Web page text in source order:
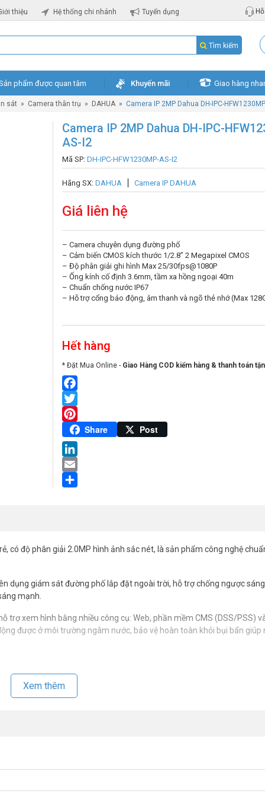
thiệu Hệ thống chi nhánh Tuyển dụng Hỗ
Tìm kiếm
phẩm được quan tâm Khuyến mãi Giao hàng
sát » Camera thân trụ » DAHUA » Camera IP 2MP Dahua DH-IPC-
Camera IP 2MP Dahua DH-IPC-
AS-I2
Mã SP: DH-IPC-HFW1230MP-AS-I2
Hãng SX: DAHUA Camera IP DAHUA
Giá liên hệ
– Camera chuyên dụng đường phố
– Cảm biến CMOS kích thước 1/2.8” 2 Megapixel CMOS
– Độ phân giải ghi hình Max 25/30fps@1080P
– Ống kính cố định 3.6mm, tầm xa hồng ngoại 40m
– Chuẩn chống nước IP67
– Hỗ trợ cổng báo động, âm thanh và ngõ thẻ nhớ (Max
Hết hàng
* Đặt Mua Online - Giao Hàng COD kiểm hàng & thanh toán
Facebook
Twitter
Pinterest
Share Post
LinkedIn
Email
có độ phân giải 2.0MP hình ảnh sắc nét, là sản phẩm công nghệ
dụng giám sát đường phố lắp đặt ngoài trời, hỗ trợ chống ngược sáng
mạnh.
trợ xem hình bằng nhiều công cụ: Web, phần mềm CMS (DSS/PSS)
được ở môi trường ngâm nước, bảo vệ hoàn toàn khỏi bụi bẩn giúp
Xem thêm